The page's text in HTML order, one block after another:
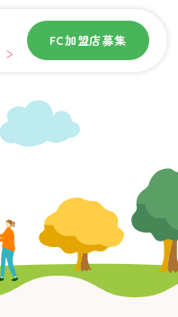
FC加盟店募集